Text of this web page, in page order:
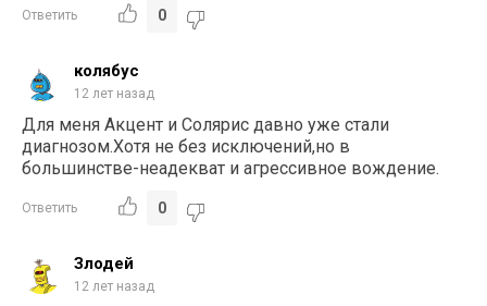
Ответить 0
колябус
12 лет назад
Для меня Акцент и Солярис давно уже стали
диагнозом.Хотя не без исключений,но в
большинстве-неадекват и агрессивное вождение.
Ответить 0
Злодей
12 лет назад